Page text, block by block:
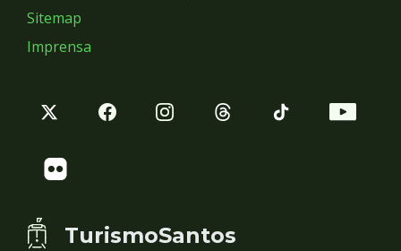
Sitemap
Imprensa
TurismoSantos